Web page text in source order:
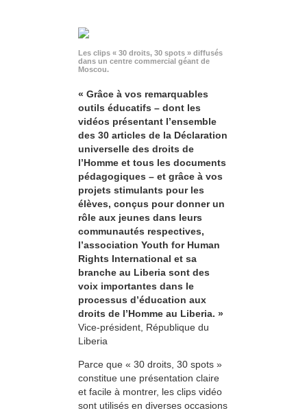
Les clips « 30 droits, 30 spots » diffusés
dans un centre commercial géant de
Moscou.
« Grâce à vos remarquables
outils éducatifs – dont les
vidéos présentant l’ensemble
des 30 articles de la Déclaration
universelle des droits de
l’Homme et tous les documents
pédagogiques – et grâce à vos
projets stimulants pour les
élèves, conçus pour donner un
rôle aux jeunes dans leurs
communautés respectives,
l’association Youth for Human
Rights International et sa
branche au Liberia sont des
voix importantes dans le
processus d’éducation aux
droits de l’Homme au Liberia. »
Vice-président, République du
Liberia
Parce que « 30 droits, 30 spots »
constitue une présentation claire
et facile à montrer, les clips vidéo
sont utilisés en diverses occasions